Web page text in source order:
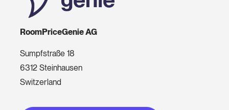
RoomPriceGenie AG
Sumpfstraße 18
6312 Steinhausen
Switzerland